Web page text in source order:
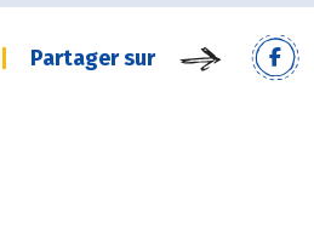
Partager sur